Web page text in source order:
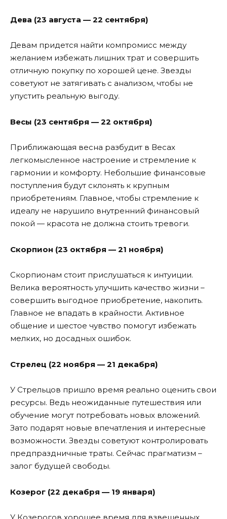
Дева (23 августа — 22 сентября)
Девам придется найти компромисс между
желанием избежать лишних трат и совершить
отличную покупку по хорошей цене. Звезды
советуют не затягивать с анализом, чтобы не
упустить реальную выгоду.
Весы (23 сентября — 22 октября)
Приближающая весна разбудит в Весах
легкомысленное настроение и стремление к
гармонии и комфорту. Небольшие финансовые
поступления будут склонять к крупным
приобретениям. Главное, чтобы стремление к
идеалу не нарушило внутренний финансовый
покой — красота не должна стоить тревоги.
Скорпион (23 октября — 21 ноября)
Скорпионам стоит прислушаться к интуиции.
Велика вероятность улучшить качество жизни –
совершить выгодное приобретение, накопить.
Главное не впадать в крайности. Активное
общение и шестое чувство помогут избежать
мелких, но досадных ошибок.
Стрелец (22 ноября — 21 декабря)
У Стрельцов пришло время реально оценить свои
ресурсы. Ведь неожиданные путешествия или
обучение могут потребовать новых вложений.
Зато подарят новые впечатления и интересные
возможности. Звезды советуют контролировать
предпраздничные траты. Сейчас прагматизм –
залог будущей свободы.
Козерог (22 декабря — 19 января)